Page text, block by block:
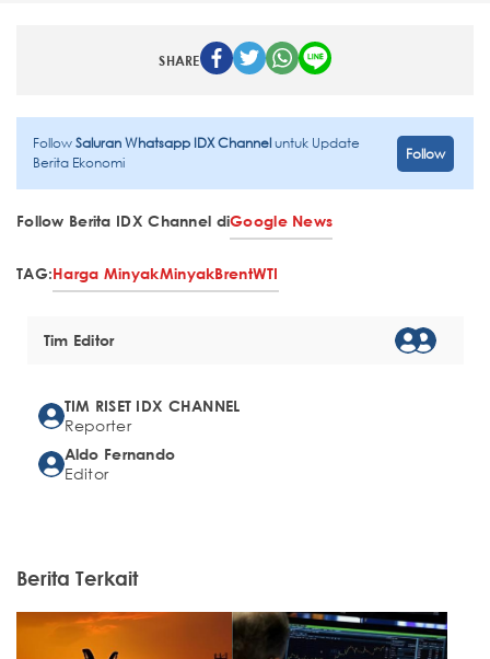
SHARE
FollowSaluran Whatsapp IDX Channeluntuk Update
Berita Ekonomi
Follow
Follow Berita IDX Channel diGoogle News
TAG:Harga MinyakMinyakBrentWTI
Tim Editor
TIM RISET IDX CHANNEL
Reporter
Aldo Fernando
Editor
Berita Terkait